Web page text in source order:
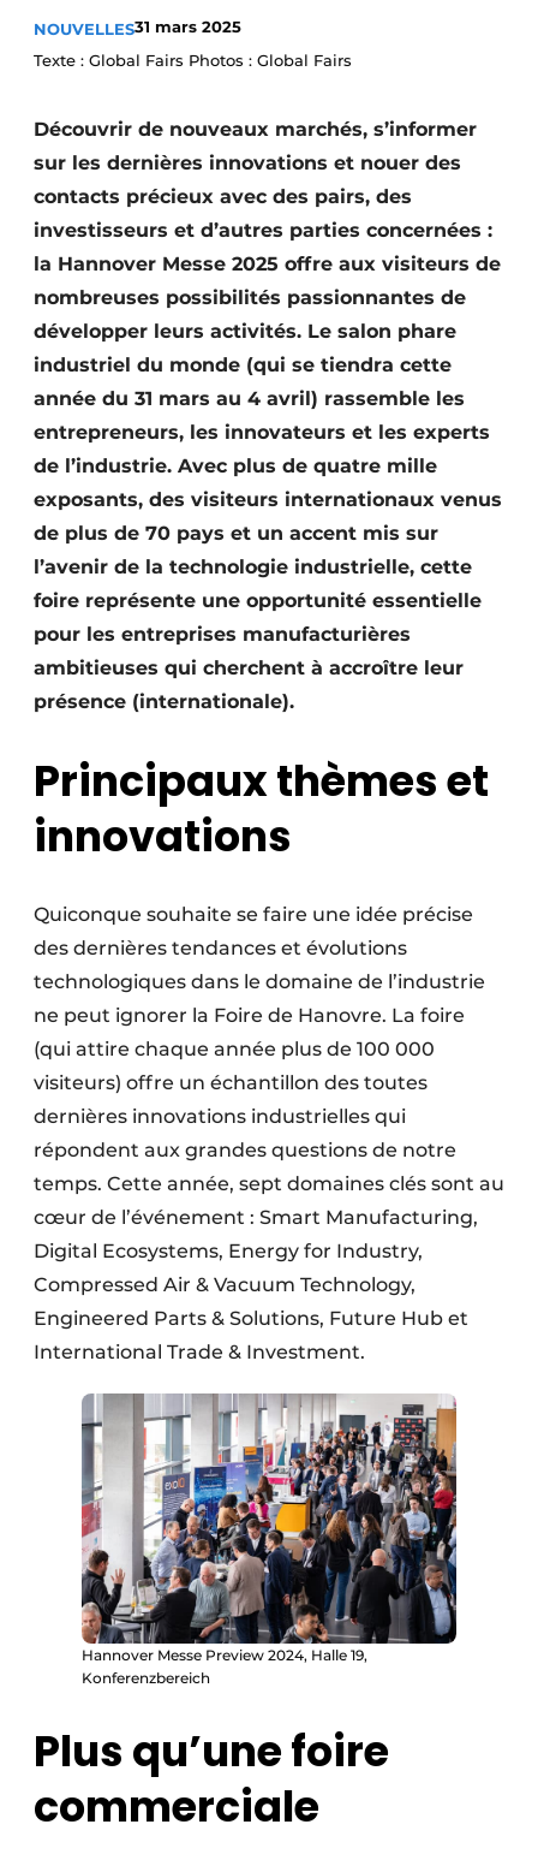
Termes et conditions
Video’s
NOUVELLES31 mars 2025
Texte : Global Fairs Photos : Global Fairs
Découvrir de nouveaux marchés, s’informer
sur les dernières innovations et nouer des
contacts précieux avec des pairs, des
investisseurs et d’autres parties concernées :
la Hannover Messe 2025 offre aux visiteurs de
nombreuses possibilités passionnantes de
développer leurs activités. Le salon phare
industriel du monde (qui se tiendra cette
année du 31 mars au 4 avril) rassemble les
entrepreneurs, les innovateurs et les experts
de l’industrie. Avec plus de quatre mille
exposants, des visiteurs internationaux venus
de plus de 70 pays et un accent mis sur
l’avenir de la technologie industrielle, cette
foire représente une opportunité essentielle
pour les entreprises manufacturières
ambitieuses qui cherchent à accroître leur
présence (internationale).
Principaux thèmes et
innovations
Quiconque souhaite se faire une idée précise
des dernières tendances et évolutions
technologiques dans le domaine de l’industrie
ne peut ignorer la Foire de Hanovre. La foire
(qui attire chaque année plus de 100 000
visiteurs) offre un échantillon des toutes
dernières innovations industrielles qui
répondent aux grandes questions de notre
temps. Cette année, sept domaines clés sont au
cœur de l’événement : Smart Manufacturing,
Digital Ecosystems, Energy for Industry,
Compressed Air & Vacuum Technology,
Engineered Parts & Solutions, Future Hub et
International Trade & Investment.
Hannover Messe Preview 2024, Halle 19,
Konferenzbereich
Plus qu’une foire
commerciale